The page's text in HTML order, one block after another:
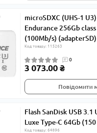
microSDXC (UHS-1
Endurance 256Gb
(100Mb/s) (adapterSD)
Код товару: 115263
0
3 073.00 ₴
Повідомити
Flash SanDisk USB 3.1
Luxe Type-C 64Gb
Код товару: 64896